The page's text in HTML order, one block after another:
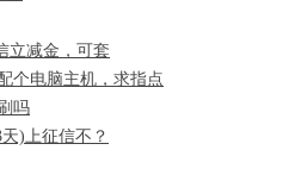
立减金，可套
个电脑主机，求指点
吗
)上征信不？